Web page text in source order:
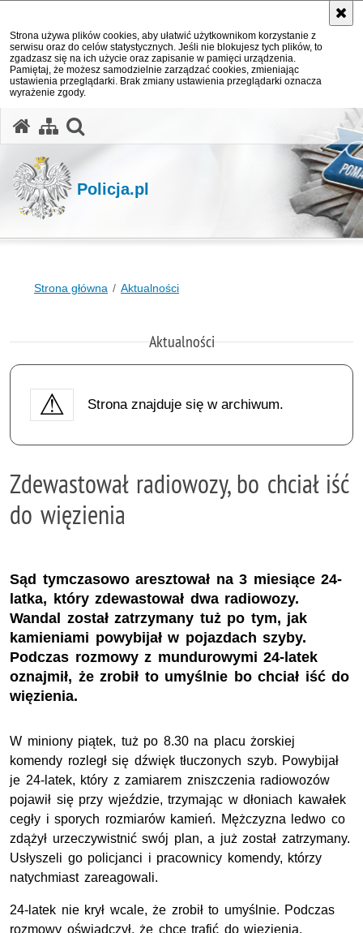
Strona używa plików cookies, aby ułatwić użytkownikom korzystanie z
serwisu oraz do celów statystycznych. Jeśli nie blokujesz tych plików, to
zgadzasz się na ich użycie oraz zapisanie w pamięci urządzenia.
Pamiętaj, że możesz samodzielnie zarządzać cookies, zmieniając
ustawienia przeglądarki. Brak zmiany ustawienia przeglądarki oznacza
wyrażenie zgody.
Policja.pl
Strona główna Aktualności
Aktualności
Strona znajduje się w archiwum.
Zdewastował radiowozy, bo chciał iść
do więzienia
Sąd tymczasowo aresztował na 3 miesiące 24-
latka, który zdewastował dwa radiowozy.
Wandal został zatrzymany tuż po tym, jak
kamieniami powybijał w pojazdach szyby.
Podczas rozmowy z mundurowymi 24-latek
oznajmił, że zrobił to umyślnie bo chciał iść do
więzienia.
W miniony piątek, tuż po 8.30 na placu żorskiej
komendy rozległ się dźwięk tłuczonych szyb. Powybijał
je 24-latek, który z zamiarem zniszczenia radiowozów
pojawił się przy wjeździe, trzymając w dłoniach kawałek
cegły i sporych rozmiarów kamień. Mężczyzna ledwo co
zdążył urzeczywistnić swój plan, a już został zatrzymany.
Usłyszeli go policjanci i pracownicy komendy, którzy
natychmiast zareagowali.
24-latek nie krył wcale, że zrobił to umyślnie. Podczas
rozmowy oświadczył, że chce trafić do więzienia.